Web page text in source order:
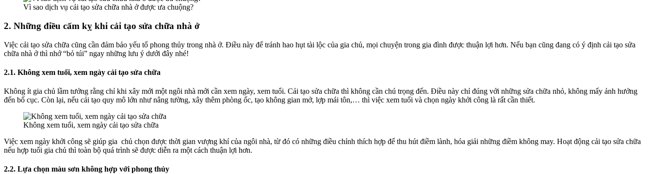
Vì sao dịch vụ cải tạo sửa chữa nhà ở được ưa chuộng?
2. Những điều cấm kỵ khi cải tạo sửa chữa nhà ở
Việc cải tạo sửa chữa cũng cần đảm bảo yếu tố phong thủy trong nhà ở. Điều này để tránh hao hụt tài lộc của gia chủ, mọi chuyện trong gia đình được thuận lợi hơn. Nếu bạn cũng đang có ý định cải tạo sửa
chữa nhà ở thì nhớ “bỏ túi” ngay những lưu ý dưới đây nhé!
2.1. Không xem tuổi, xem ngày cải tạo sửa chữa
Không ít gia chủ lầm tưởng rằng chỉ khi xây mới một ngôi nhà mới cần xem ngày, xem tuổi. Cải tạo sửa chữa thì không cần chú trọng đến. Điều này chỉ đúng với những sửa chữa nhỏ, không mấy ảnh hưởng
đến bố cục. Còn lại, nếu cải tạo quy mô lớn như nâng tường, xây thêm phòng ốc, tạo không gian mở, lợp mái tôn,… thì việc xem tuổi và chọn ngày khởi công là rất cần thiết.
Không xem tuổi, xem ngày cải tạo sửa chữa
Việc xem ngày khởi công sẽ giúp gia chủ chọn được thời gian vượng khí của ngôi nhà, từ đó có những điều chỉnh thích hợp để thu hút điềm lành, hóa giải những điềm không may. Hoạt động cải tạo sửa chữa
nếu hợp tuổi gia chủ thì toàn bộ quá trình sẽ được diễn ra một cách thuận lợi hơn.
2.2. Lựa chọn màu sơn không hợp với phong thủy